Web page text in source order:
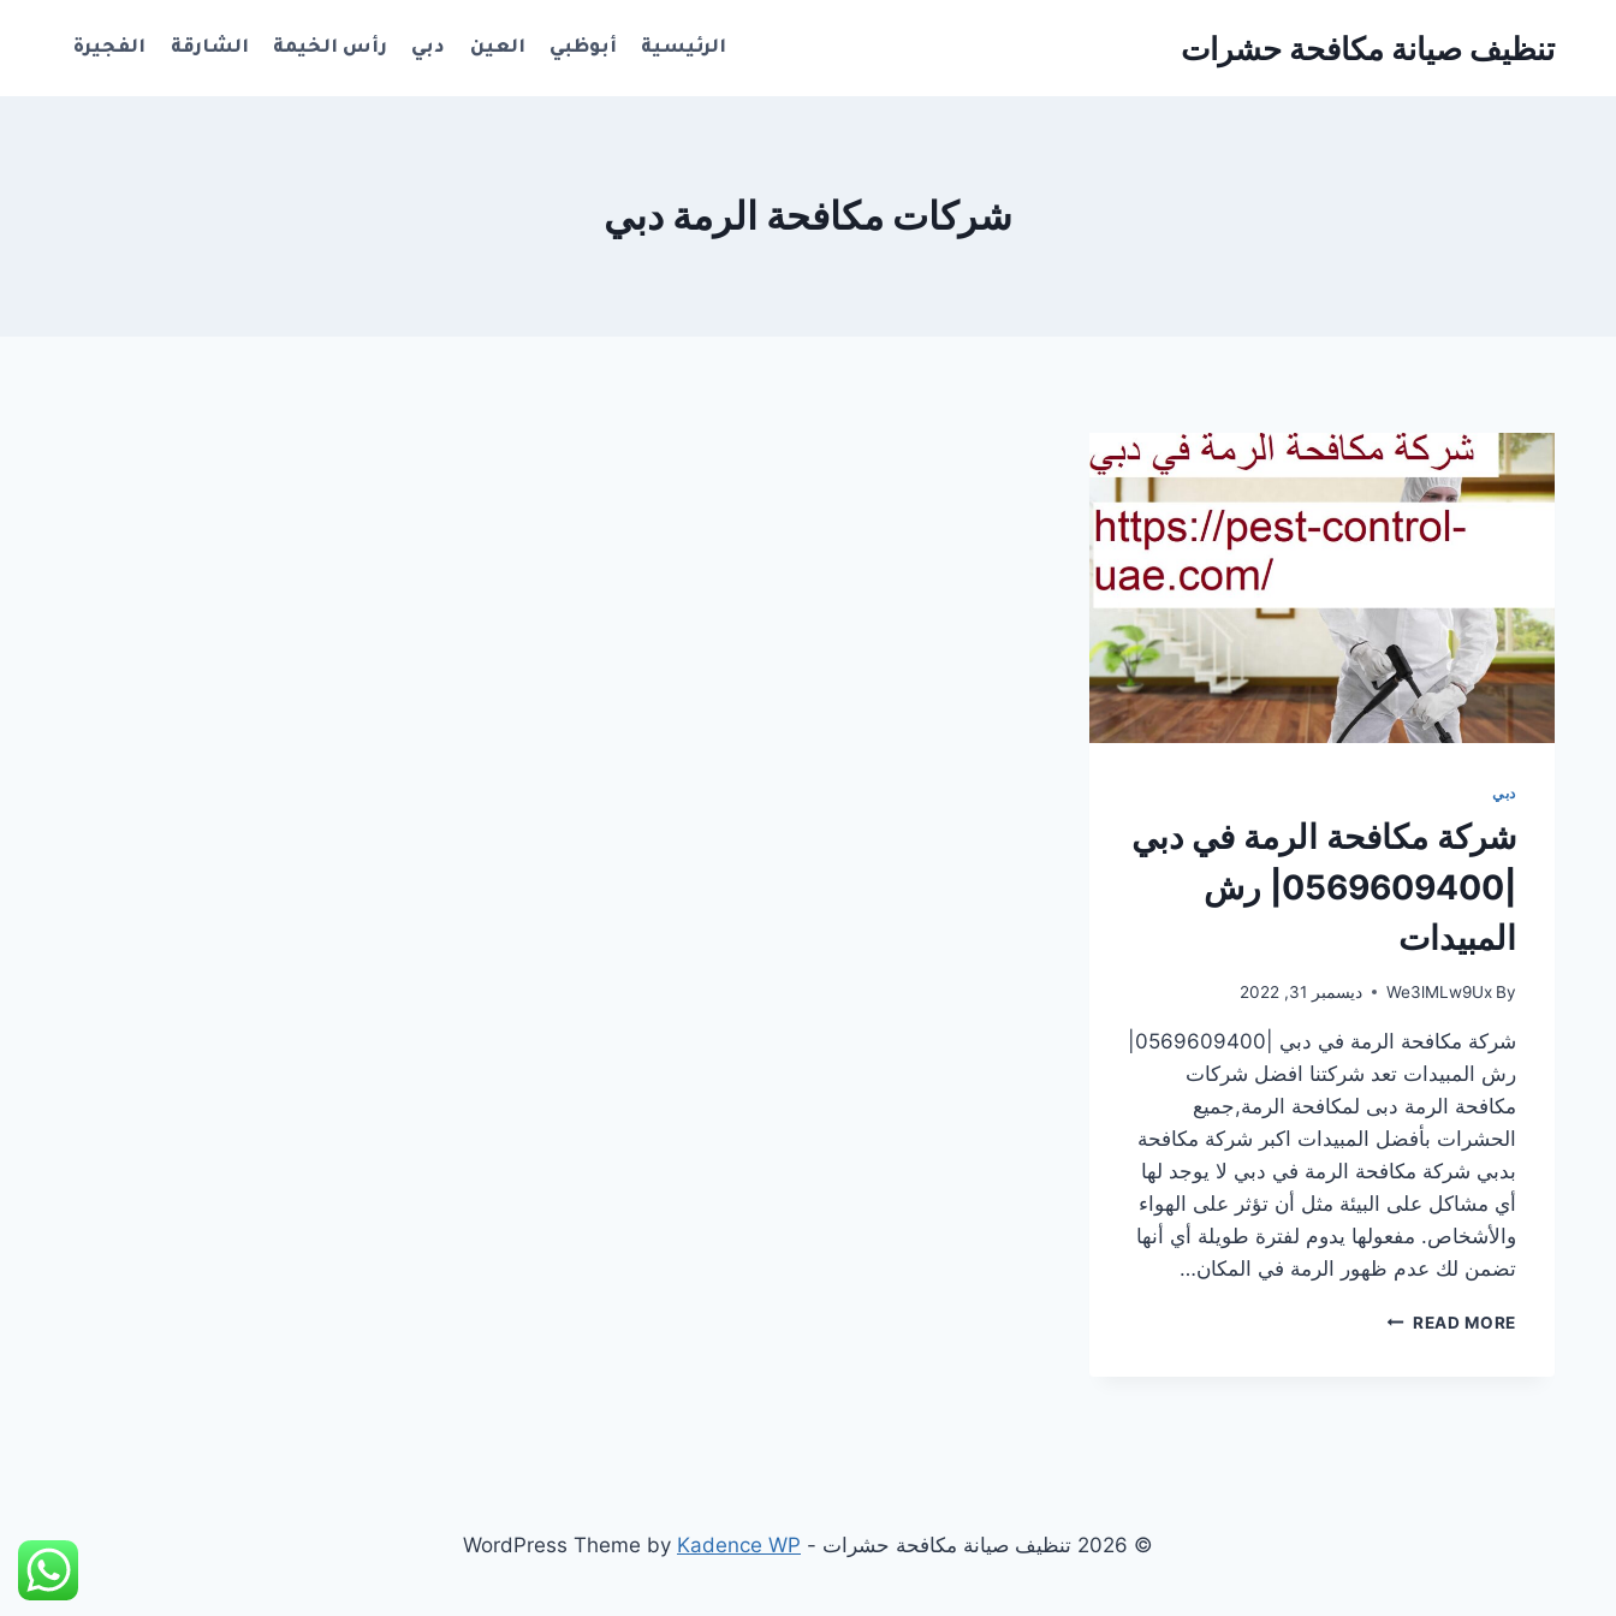
تنظيف صيانة مكافحة حشرات الرئيسية أبوظبي العين دبي رأس الخيمة الشارقة الفجيرة
شركات مكافحة الرمة دبي
دبي
شركة مكافحة الرمة في دبي
|0569609400| رش
المبيدات
By
We3lMLw9Ux ديسمبر 31, 2022
رش المبيدات تعد شركتنا افضل شركات
مكافحة الرمة دبى لمكافحة الرمة,جميع
الحشرات بأفضل المبيدات اكبر شركة مكافحة
بدبي شركة مكافحة الرمة في دبي لا يوجد لها
أي مشاكل على البيئة مثل أن تؤثر على الهواء
والأشخاص. مفعولها يدوم لفترة طويلة أي أنها
تضمن لك عدم ظهور الرمة في المكان…
READ MOREشركة
© 2026 تنظيف صيانة مكافحة حشرات - WordPress Theme by Kadence WP